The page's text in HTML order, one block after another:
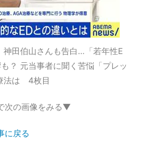
神田伯山さんも告白…「若年性E
？ 元当事者に聞く苦悩「プレッ
法は 4枚目
次の画像をみる▼
に戻る